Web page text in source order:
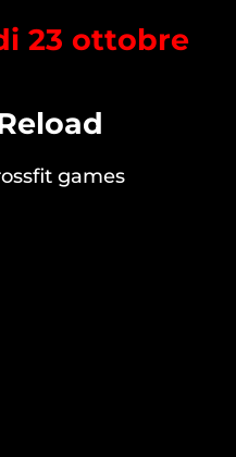
23 ottobre